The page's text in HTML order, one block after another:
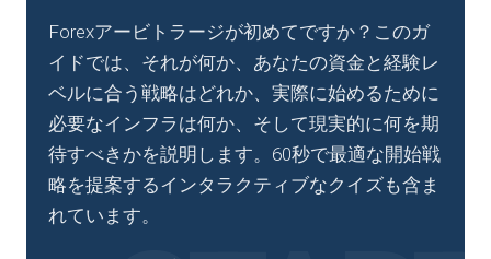
Forexアービトラージが初めてですか？このガ
イドでは、それが何か、あなたの資金と経験レ
ベルに合う戦略はどれか、実際に始めるために
必要なインフラは何か、そして現実的に何を期
待すべきかを説明します。60秒で最適な開始戦
略を提案するインタラクティブなクイズも含ま
れています。